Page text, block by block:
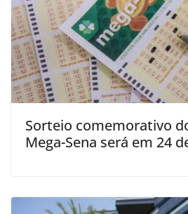
Sorteio comemorativo
Mega-Sena será em 24